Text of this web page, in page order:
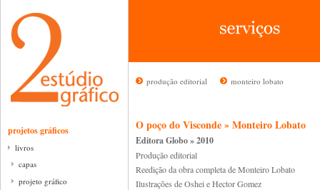
projetos gráficos
livros
capas
projeto gráfico
produção editorial monteiro lobato
O poço do Visconde » Monteiro Lobato
Editora Globo » 2010
Produção editorial
Reedição da obra completa de Monteiro Lobato
Ilustrações de Oshei e Hector Gomez